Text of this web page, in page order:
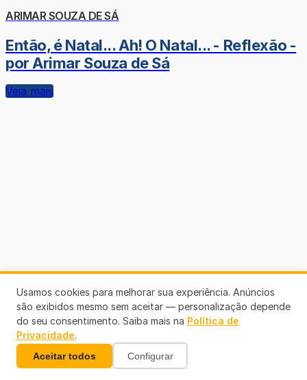
ARIMAR SOUZA DE SÁ
Então, é Natal... Ah! O Natal... - Reflexão -
por Arimar Souza de Sá
Veja mais
Usamos cookies para melhorar sua experiência. Anúncios
são exibidos mesmo sem aceitar — personalização depende
do seu consentimento. Saiba mais na Política de
Privacidade.
Aceitar todos Configurar